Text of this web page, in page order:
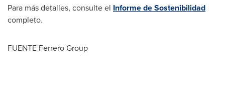
Para más detalles, consulte el Informe de Sostenibilidad
completo.
FUENTE Ferrero Group